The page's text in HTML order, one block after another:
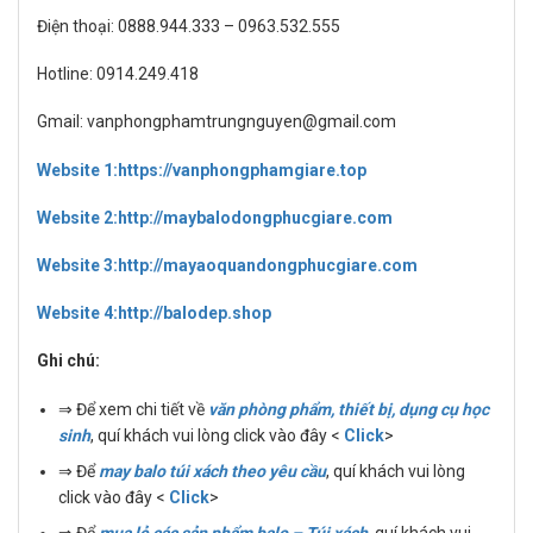
Điện thoại: 0888.944.333 – 0963.532.555
Hotline: 0914.249.418
Gmail: vanphongphamtrungnguyen@gmail.com
Website 1:https://vanphongphamgiare.top
Website 2:http://maybalodongphucgiare.com
Website 3:http://mayaoquandongphucgiare.com
Website 4:http://balodep.shop
Ghi chú:
⇒ Để xem chi tiết về văn phòng phẩm, thiết bị, dụng cụ học
sinh, quí khách vui lòng click vào đây < Click>
⇒ Đểmay balo túi xách theo yêu cầu, quí khách vui lòng
click vào đây < Click>